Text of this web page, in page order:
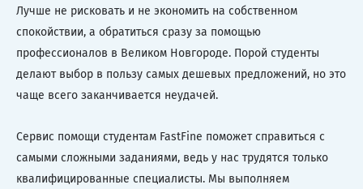
Лучше не рисковать и не экономить на собственном
спокойствии, а обратиться сразу за помощью
профессионалов в Великом Новгороде. Порой студенты
делают выбор в пользу самых дешевых предложений, но это
чаще всего заканчивается неудачей.
Сервис помощи студентам FastFine поможет справиться с
самыми сложными заданиями, ведь у нас трудятся только
квалифицированные специалисты. Мы выполняем